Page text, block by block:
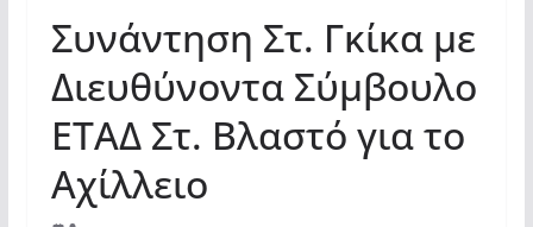
Συνάντηση Στ. Γκίκα με
Διευθύνοντα Σύμβουλο
ΕΤΑΔ Στ. Βλαστό για το
Αχίλλειο